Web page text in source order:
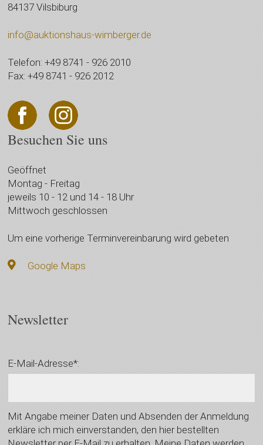
84137 Vilsbiburg
info@auktionshaus-wimberger.de
Telefon: +49 8741 - 926 2010
Fax: +49 8741 - 926 2012
Besuchen Sie uns
Geöffnet
Montag - Freitag
jeweils 10 - 12 und 14 - 18 Uhr
Mittwoch geschlossen
Um eine vorherige Terminvereinbarung wird gebeten
Google Maps
Newsletter
E-Mail-Adresse*:
Mit Angabe meiner Daten und Absenden der Anmeldung
erkläre ich mich einverstanden, den hier bestellten